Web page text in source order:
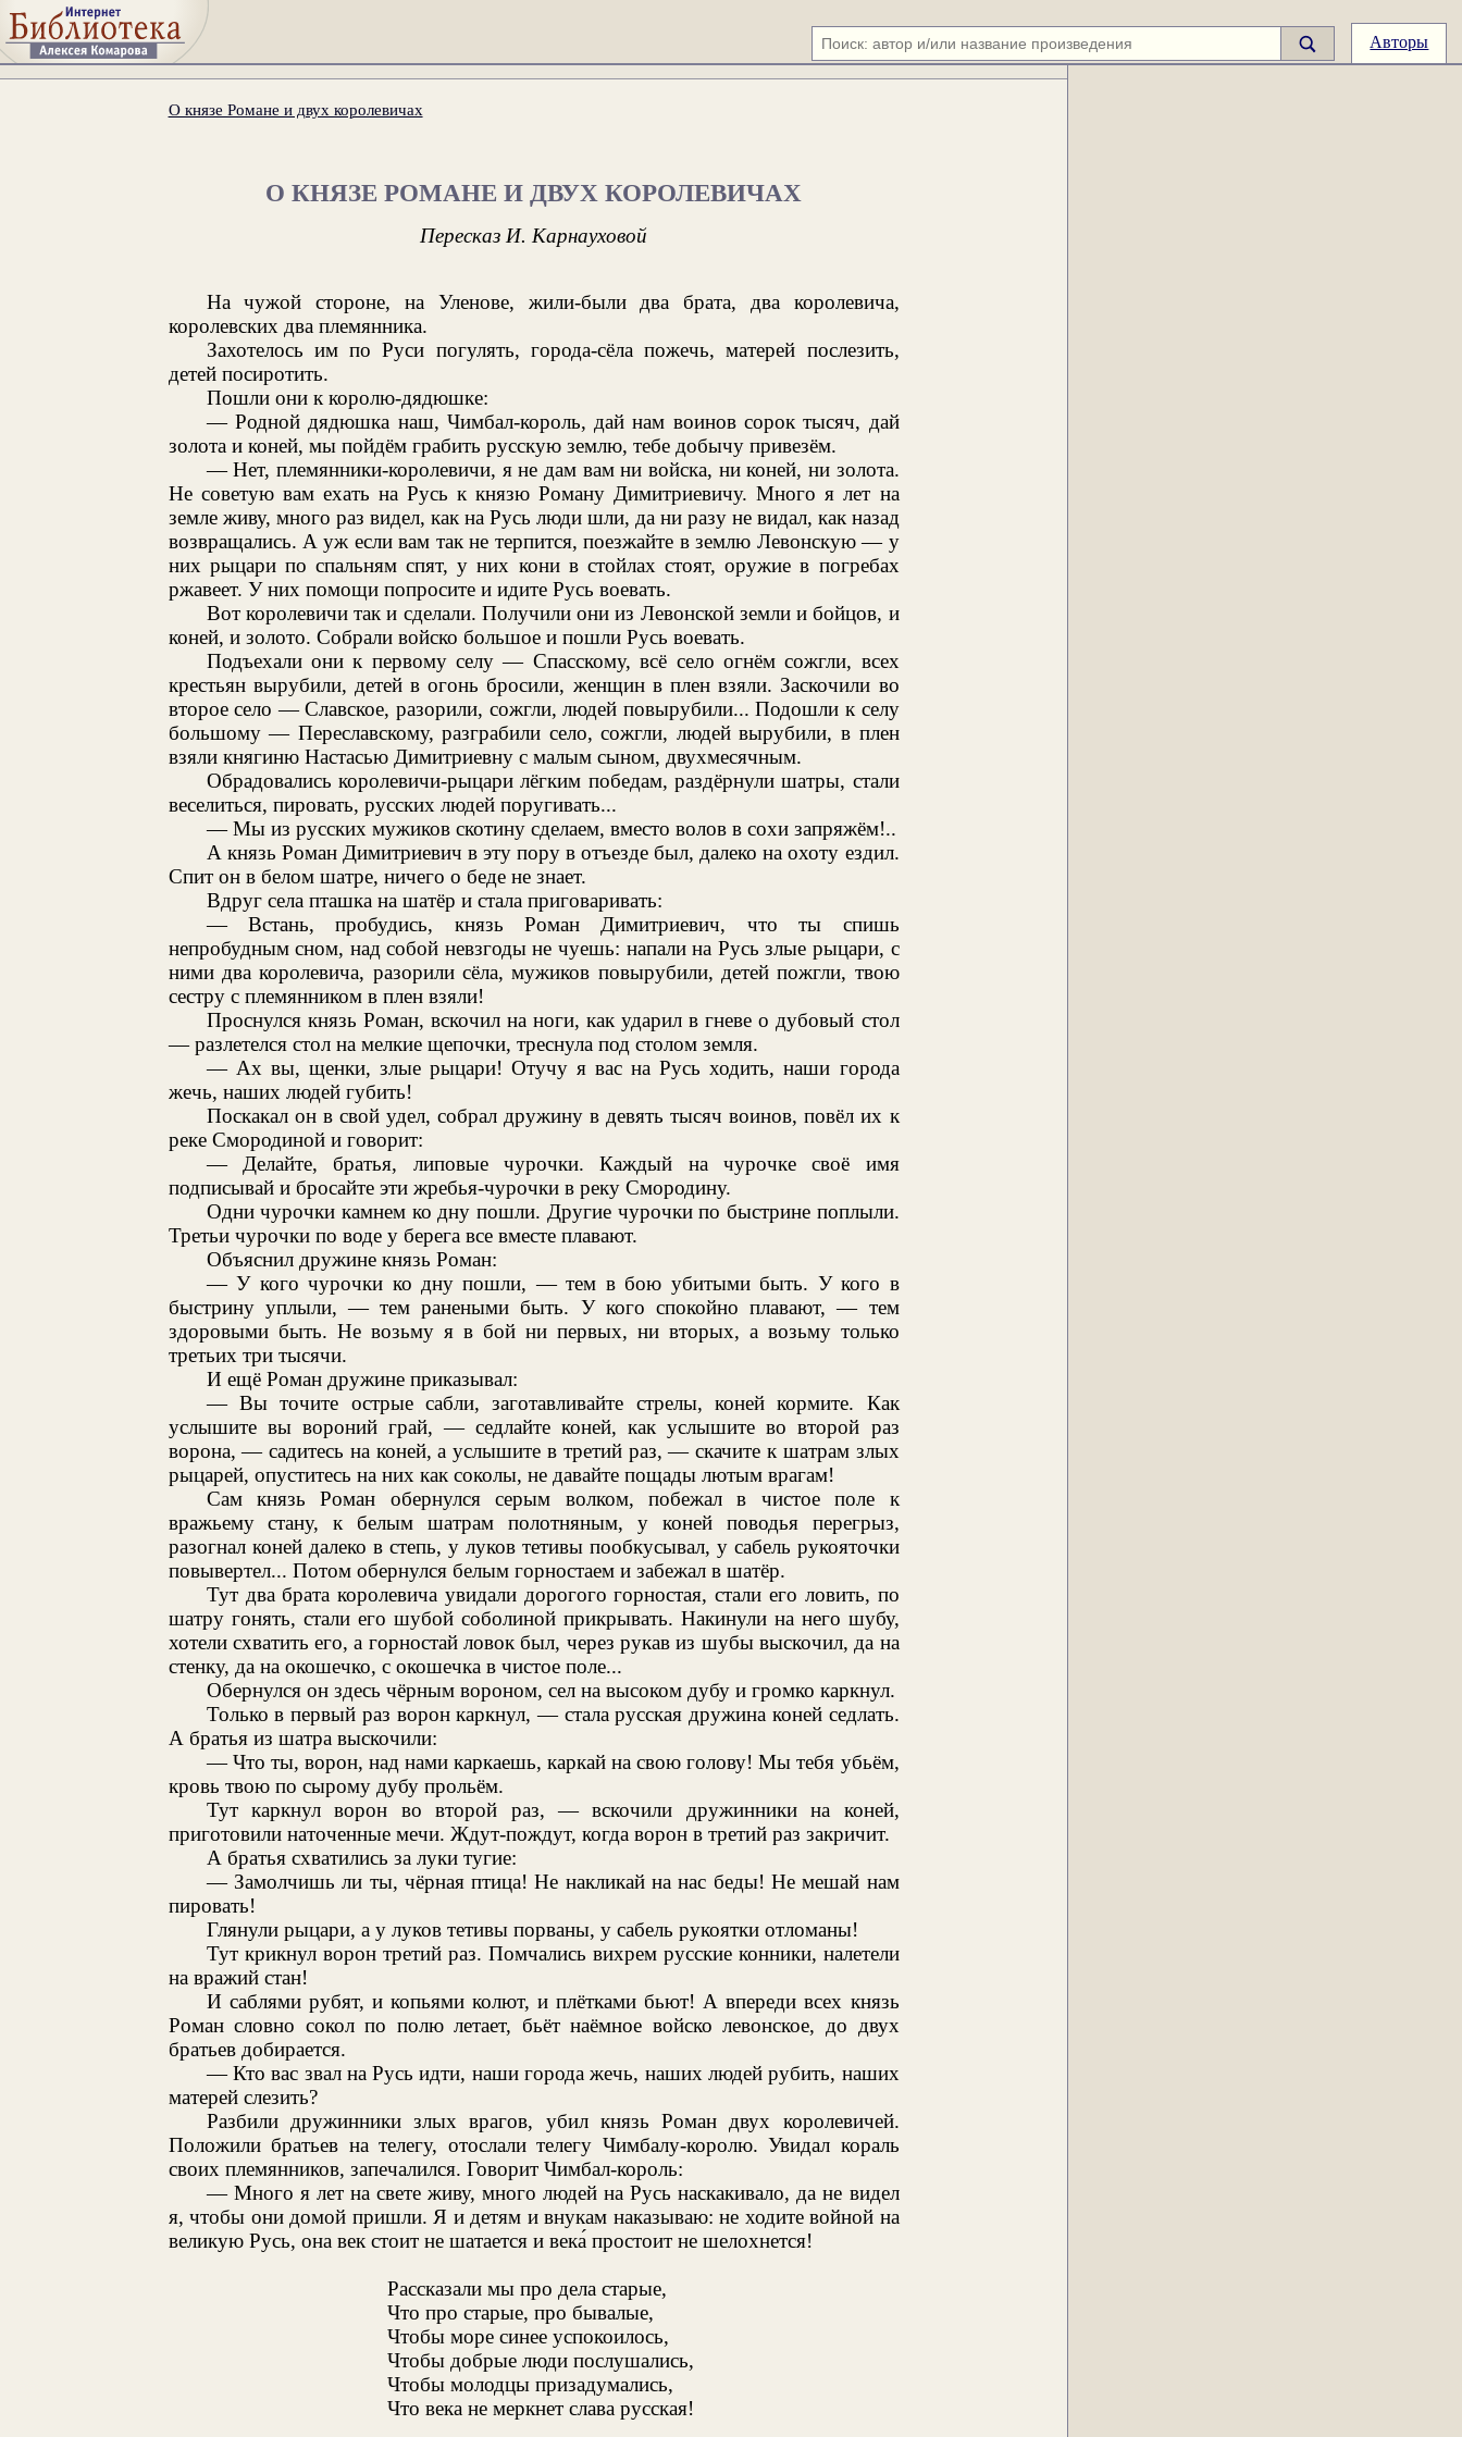
Авторы
О князе Романе и двух королевичах
О КНЯЗЕ РОМАНЕ И ДВУХ КОРОЛЕВИЧАХ
Пересказ И. Карнауховой
На чужой стороне, на Уленове, жили-были два брата, два королевича,
королевских два племянника.
Захотелось им по Руси погулять, города-сёла пожечь, матерей послезить,
детей посиротить.
Пошли они к королю-дядюшке:
— Родной дядюшка наш, Чимбал-король, дай нам воинов сорок тысяч, дай
золота и коней, мы пойдём грабить русскую землю, тебе добычу привезём.
— Нет, племянники-королевичи, я не дам вам ни войска, ни коней, ни золота.
Не советую вам ехать на Русь к князю Роману Димитриевичу. Много я лет на
земле живу, много раз видел, как на Русь люди шли, да ни разу не видал, как назад
возвращались. А уж если вам так не терпится, поезжайте в землю Левонскую — у
них рыцари по спальням спят, у них кони в стойлах стоят, оружие в погребах
ржавеет. У них помощи попросите и идите Русь воевать.
Вот королевичи так и сделали. Получили они из Левонской земли и бойцов, и
коней, и золото. Собрали войско большое и пошли Русь воевать.
Подъехали они к первому селу — Спасскому, всё село огнём сожгли, всех
крестьян вырубили, детей в огонь бросили, женщин в плен взяли. Заскочили во
второе село — Славское, разорили, сожгли, людей повырубили... Подошли к селу
большому — Переславскому, разграбили село, сожгли, людей вырубили, в плен
взяли княгиню Настасью Димитриевну с малым сыном, двухмесячным.
Обрадовались королевичи-рыцари лёгким победам, раздёрнули шатры, стали
веселиться, пировать, русских людей поругивать...
— Мы из русских мужиков скотину сделаем, вместо волов в сохи запряжём!..
А князь Роман Димитриевич в эту пору в отъезде был, далеко на охоту ездил.
Спит он в белом шатре, ничего о беде не знает.
Вдруг села пташка на шатёр и стала приговаривать:
— Встань, пробудись, князь Роман Димитриевич, что ты спишь
непробудным сном, над собой невзгоды не чуешь: напали на Русь злые рыцари, с
ними два королевича, разорили сёла, мужиков повырубили, детей пожгли, твою
сестру с племянником в плен взяли!
Проснулся князь Роман, вскочил на ноги, как ударил в гневе о дубовый стол
— разлетелся стол на мелкие щепочки, треснула под столом земля.
— Ах вы, щенки, злые рыцари! Отучу я вас на Русь ходить, наши города
жечь, наших людей губить!
Поскакал он в свой удел, собрал дружину в девять тысяч воинов, повёл их к
реке Смородиной и говорит:
— Делайте, братья, липовые чурочки. Каждый на чурочке своё имя
подписывай и бросайте эти жребья-чурочки в реку Смородину.
Одни чурочки камнем ко дну пошли. Другие чурочки по быстрине поплыли.
Третьи чурочки по воде у берега все вместе плавают.
Объяснил дружине князь Роман:
— У кого чурочки ко дну пошли, — тем в бою убитыми быть. У кого в
быстрину уплыли, — тем ранеными быть. У кого спокойно плавают, — тем
здоровыми быть. Не возьму я в бой ни первых, ни вторых, а возьму только
третьих три тысячи.
И ещё Роман дружине приказывал:
— Вы точите острые сабли, заготавливайте стрелы, коней кормите. Как
услышите вы вороний грай, — седлайте коней, как услышите во второй раз
ворона, — садитесь на коней, а услышите в третий раз, — скачите к шатрам злых
рыцарей, опуститесь на них как соколы, не давайте пощады лютым врагам!
Сам князь Роман обернулся серым волком, побежал в чистое поле к
вражьему стану, к белым шатрам полотняным, у коней поводья перегрыз,
разогнал коней далеко в степь, у луков тетивы пообкусывал, у сабель рукояточки
повывертел... Потом обернулся белым горностаем и забежал в шатёр.
Тут два брата королевича увидали дорогого горностая, стали его ловить, по
шатру гонять, стали его шубой соболиной прикрывать. Накинули на него шубу,
хотели схватить его, а горностай ловок был, через рукав из шубы выскочил, да на
стенку, да на окошечко, с окошечка в чистое поле...
Обернулся он здесь чёрным вороном, сел на высоком дубу и громко каркнул.
Только в первый раз ворон каркнул, — стала русская дружина коней седлать.
А братья из шатра выскочили:
— Что ты, ворон, над нами каркаешь, каркай на свою голову! Мы тебя убьём,
кровь твою по сырому дубу прольём.
Тут каркнул ворон во второй раз, — вскочили дружинники на коней,
приготовили наточенные мечи. Ждут-пождут, когда ворон в третий раз закричит.
А братья схватились за луки тугие:
— Замолчишь ли ты, чёрная птица! Не накликай на нас беды! Не мешай нам
пировать!
Глянули рыцари, а у луков тетивы порваны, у сабель рукоятки отломаны!
Тут крикнул ворон третий раз. Помчались вихрем русские конники, налетели
на вражий стан!
И саблями рубят, и копьями колют, и плётками бьют! А впереди всех князь
Роман словно сокол по полю летает, бьёт наёмное войско левонское, до двух
братьев добирается.
— Кто вас звал на Русь идти, наши города жечь, наших людей рубить, наших
матерей слезить?
Разбили дружинники злых врагов, убил князь Роман двух королевичей.
Положили братьев на телегу, отослали телегу Чимбалу-королю. Увидал кораль
своих племянников, запечалился. Говорит Чимбал-король:
— Много я лет на свете живу, много людей на Русь наскакивало, да не видел
я, чтобы они домой пришли. Я и детям и внукам наказываю: не ходите войной на
великую Русь, она век стоит не шатается и века́ простоит не шелохнется!
Рассказали мы про дела старые,
Что про старые, про бывалые,
Чтобы море синее успокоилось,
Чтобы добрые люди послушались,
Чтобы молодцы призадумались,
Что века не меркнет слава русская!